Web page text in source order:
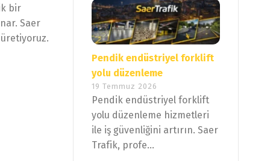
bir
Saer
Pendik endüstriyel forklift
yolu düzenleme
19 Temmuz 2026
Pendik endüstriyel forklift
yolu düzenleme hizmetleri
ile iş güvenliğini artırın. Saer
Trafik, profe...